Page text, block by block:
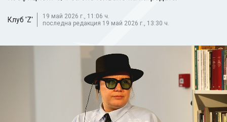
Клуб 'Z'
19 май 2026 г., 11:06 ч.
последна редакция 19 май 2026 г., 13:30 ч.